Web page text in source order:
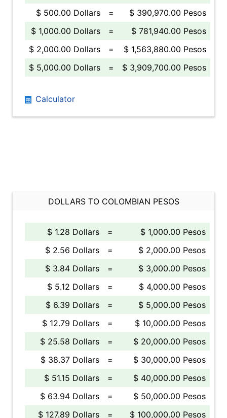
$ 500.00 Dollars
=
$ 390,970.00 Pesos
$ 1,000.00 Dollars
=
$ 781,940.00 Pesos
$ 2,000.00 Dollars
=
$ 1,563,880.00 Pesos
$ 5,000.00 Dollars
= $ 3,909,700.00 Pesos
Calculator
DOLLARS TO COLOMBIAN PESOS
$ 1.28 Dollars =
$ 1,000.00 Pesos
$ 2.56 Dollars
=
$ 2,000.00 Pesos
$ 3.84 Dollars
=
$ 3,000.00 Pesos
$ 5.12 Dollars
=
$ 4,000.00 Pesos
$ 6.39 Dollars
=
$ 5,000.00 Pesos
$ 12.79 Dollars
=
$ 10,000.00 Pesos
$ 25.58 Dollars
=
$ 20,000.00 Pesos
$ 38.37 Dollars
=
$ 30,000.00 Pesos
$ 51.15 Dollars
=
$ 40,000.00 Pesos
$ 63.94 Dollars
=
$ 50,000.00 Pesos
$ 127.89 Dollars
= $ 100,000.00 Pesos